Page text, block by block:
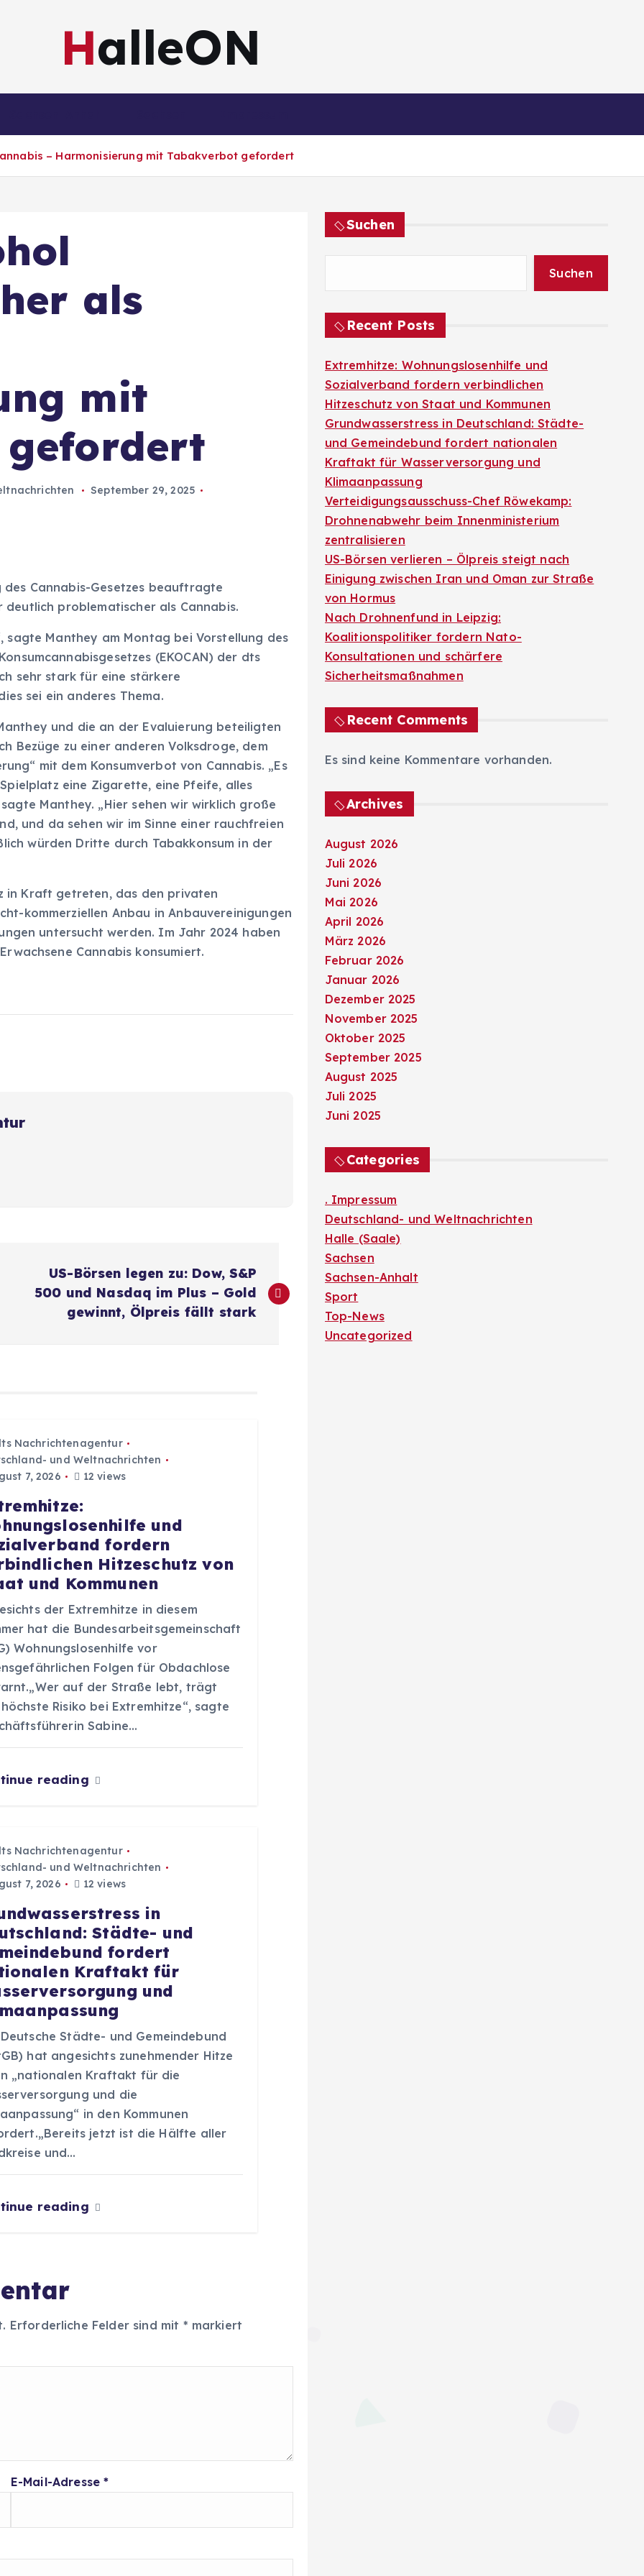
HalleON
– Harmonisierung mit Tabakverbot gefordert
als
mit
September 29, 2025
Cannabis-Gesetzes beauftragte
problematischer als Cannabis.
sagte Manthey am Montag bei Vorstellung des
(EKOCAN) der dts
sehr stark für eine stärkere
sei ein anderes Thema.
und die an der Evaluierung beteiligten
Bezüge zu einer anderen Volksdroge, dem
mit dem Konsumverbot von Cannabis. „Es
eine Zigarette, eine Pfeife, alles
Manthey. „Hier sehen wir wirklich große
und da sehen wir im Sinne einer rauchfreien
würden Dritte durch Tabakkonsum in der
in Kraft getreten, das den privaten
kommerziellen Anbau in Anbauvereinigungen
untersucht werden. Im Jahr 2024 haben
Cannabis konsumiert.
US-Börsen legen zu: Dow, S&P
500 und Nasdaq im Plus – Gold
gewinnt, Ölpreis fällt stark
Nachrichtenagentur
und Weltnachrichten
7, 2026
12 views
und
fordern
Hitzeschutz von
und Kommunen
der Extremhitze in diesem
hat die Bundesarbeitsgemeinschaft
Wohnungslosenhilfe vor
Folgen für Obdachlose
auf der Straße lebt, trägt
Risiko bei Extremhitze“, sagte
Sabine…
reading
Nachrichtenagentur
und Weltnachrichten
7, 2026
12 views
in
Städte- und
fordert
Kraftakt für
und
Städte- und Gemeindebund
hat angesichts zunehmender Hitze
„nationalen Kraftakt für die
und die
in den Kommunen
jetzt ist die Hälfte aller
und…
reading
Erforderliche Felder sind mit * markiert
E-Mail-Adresse*
Suchen
Suchen
Recent Posts
Extremhitze: Wohnungslosenhilfe und
Sozialverband fordern verbindlichen
Hitzeschutz von Staat und Kommunen
Grundwasserstress in Deutschland: Städte-
und Gemeindebund fordert nationalen
Kraftakt für Wasserversorgung und
Klimaanpassung
Verteidigungsausschuss-Chef Röwekamp:
Drohnenabwehr beim Innenministerium
zentralisieren
US-Börsen verlieren – Ölpreis steigt nach
Einigung zwischen Iran und Oman zur Straße
von Hormus
Nach Drohnenfund in Leipzig:
Koalitionspolitiker fordern Nato-
Konsultationen und schärfere
Sicherheitsmaßnahmen
Recent Comments
Es sind keine Kommentare vorhanden.
Archives
August 2026
Juli 2026
Juni 2026
Mai 2026
April 2026
März 2026
Februar 2026
Januar 2026
Dezember 2025
November 2025
Oktober 2025
September 2025
August 2025
Juli 2025
Juni 2025
Categories
. Impressum
Deutschland- und Weltnachrichten
Halle (Saale)
Sachsen
Sachsen-Anhalt
Sport
Top-News
Uncategorized